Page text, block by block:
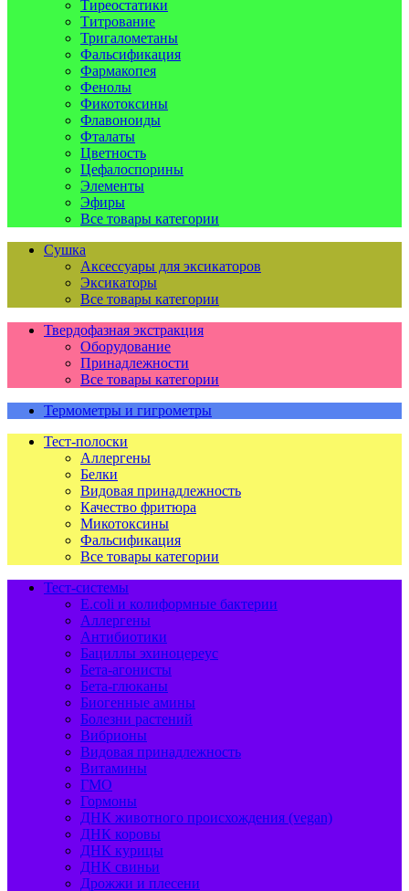
Тиреостатики
Титрование
Тригалометаны
Фальсификация
Фармакопея
Фенолы
Фикотоксины
Флавоноиды
Фталаты
Цветность
Цефалоспорины
Элементы
Эфиры
Все товары категории
Сушка
Аксессуары для эксикаторов
Эксикаторы
Все товары категории
Твердофазная экстракция
Оборудование
Принадлежности
Все товары категории
Термометры и гигрометры
Тест-полоски
Аллергены
Белки
Видовая принадлежность
Качество фритюра
Микотоксины
Фальсификация
Все товары категории
Тест-системы
E.coli и колиформные бактерии
Аллергены
Антибиотики
Бациллы эхиноцереус
Бета-агонисты
Бета-глюканы
Биогенные амины
Болезни растений
Вибрионы
Видовая принадлежность
Витамины
ГМО
Гормоны
ДНК животного происхождения (vegan)
ДНК коровы
ДНК курицы
ДНК свиньи
Дрожжи и плесени